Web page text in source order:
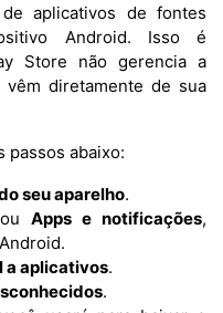
aplicativos de fontes
Android. Isso é
Store não gerencia a
vêm diretamente de sua
passos abaixo:
seu aparelho.
ouApps e notificações,
a aplicativos.
.